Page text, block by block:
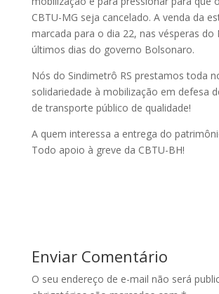
CBTU-MG seja cancelado. A venda da
marcada para o dia 22, nas vésperas do
últimos dias do governo Bolsonaro.
Nós do Sindimetrô RS prestamos toda
solidariedade à mobilização em defesa
de transporte público de qualidade!
A quem interessa a entrega do
Todo apoio à greve da CBTU-BH!
Enviar Comentário
O seu endereço de e-mail não será